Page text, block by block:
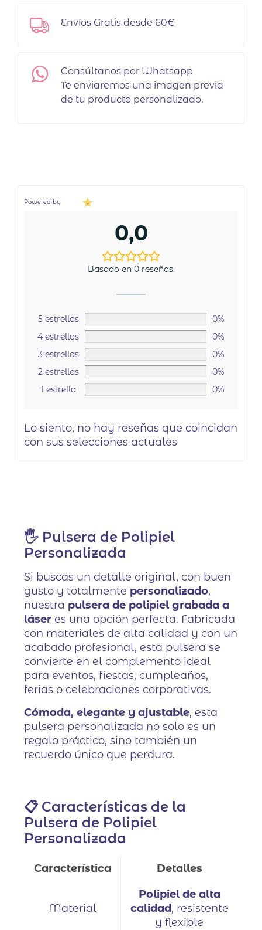
Envíos Gratis desde 60€
Consúltanos por Whatsapp
Te enviaremos una imagen previa
de tu producto personalizado.
Powered by
0,0
Basado en 0 reseñas.
5 estrellas
0%
4 estrellas
0%
3 estrellas
0%
2 estrellas
0%
1 estrella
0%
Lo siento, no hay reseñas que coincidan
con sus selecciones actuales
🖐️ Pulsera de Polipiel
Personalizada
Si buscas un detalle original, con buen
gusto y totalmente personalizado,
nuestra pulsera de polipiel grabada a
láser es una opción perfecta. Fabricada
con materiales de alta calidad y con un
acabado profesional, esta pulsera se
convierte en el complemento ideal
para eventos, fiestas, cumpleaños,
ferias o celebraciones corporativas.
Cómoda, elegante y ajustable, esta
pulsera personalizada no solo es un
regalo práctico, sino también un
recuerdo único que perdura.
📋 Características de la
Pulsera de Polipiel
Personalizada
Característica Detalles
Material
Polipiel de alta
calidad, resistente
y flexible